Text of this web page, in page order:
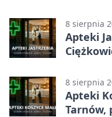
8 sierpnia
Apteki
8 sierpnia
Apteki
Tarnów,